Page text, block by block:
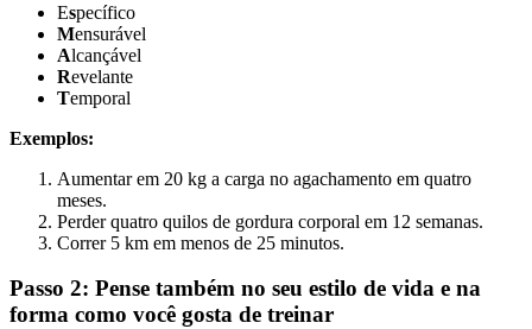
Específico
Mensurável
Alcançável
Revelante
Temporal
Exemplos:
Aumentar em 20 kg a carga no agachamento em quatro
meses.
Perder quatro quilos de gordura corporal em 12 semanas.
Correr 5 km em menos de 25 minutos.
Passo 2: Pense também no seu estilo de vida e na
forma como você gosta de treinar